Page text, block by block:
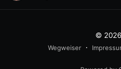
© 2026
Wegweiser